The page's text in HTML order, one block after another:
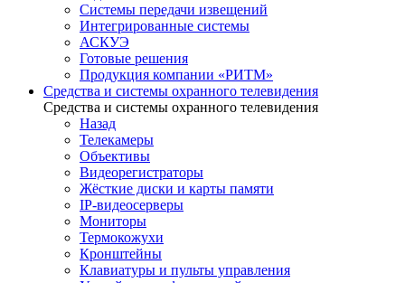
Системы передачи извещений
Интегрированные системы
АСКУЭ
Готовые решения
Продукция компании «РИТМ»
Средства и системы охранного телевидения
Средства и системы охранного телевидения
Назад
Телекамеры
Объективы
Видеорегистраторы
Жёсткие диски и карты памяти
IP-видеосерверы
Мониторы
Термокожухи
Кронштейны
Клавиатуры и пульты управления